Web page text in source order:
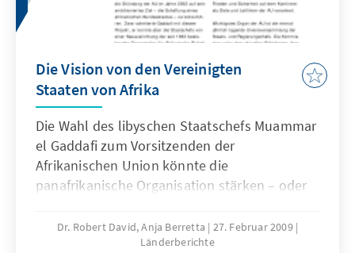
Die Vision von den Vereinigten
Staaten von Afrika
Die Wahl des libyschen Staatschefs Muammar
el Gaddafi zum Vorsitzenden der
Afrikanischen Union könnte die
panafrikanische Organisation stärken – oder
Dr. Robert David, Anja Berretta
27. Februar 2009
Länderberichte